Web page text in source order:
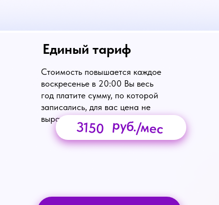
Единый тариф
Стоимость повышается каждое
воскресенье в 20:00 Вы весь
год платите сумму, по которой
записались, для вас цена не
вырастет
руб./мес
3150